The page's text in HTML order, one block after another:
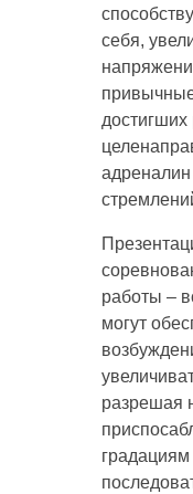
себя,
достигших
работы –
могут
разрешая